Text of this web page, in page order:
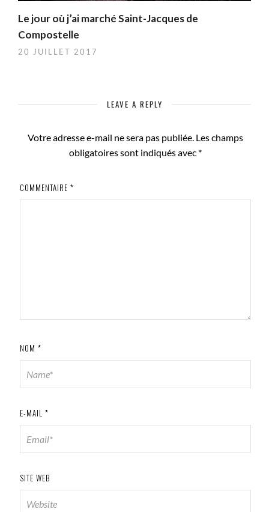
Le jour où j’ai marché Saint-Jacques de
Compostelle
20 JUILLET 2017
LEAVE A REPLY
Votre adresse e-mail ne sera pas publiée. Les champs
obligatoires sont indiqués avec *
COMMENTAIRE *
NOM *
E-MAIL *
SITE WEB